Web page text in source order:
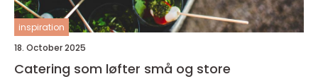
inspiration
18. October 2025
Catering som løfter små og store